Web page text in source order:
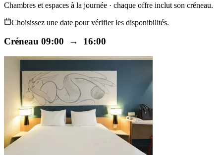
Chambres et espaces à la journée · chaque offre inclut son créneau.
Choisissez une date pour vérifier les disponibilités.
Créneau 09:00 → 16:00